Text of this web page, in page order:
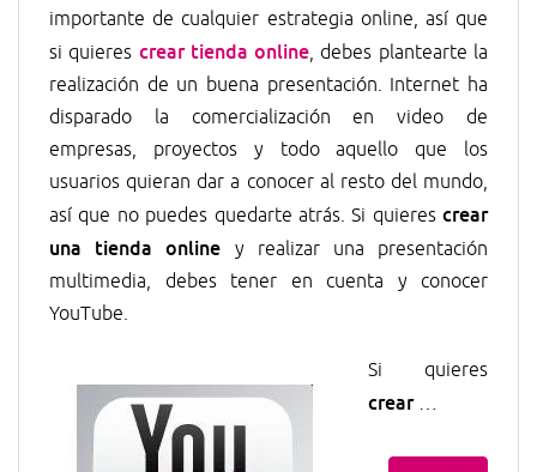
importante de cualquier estrategia online, así que
si quieres crear tienda online, debes plantearte la
realización de un buena presentación. Internet ha
disparado la comercialización en video de
empresas, proyectos y todo aquello que los
usuarios quieran dar a conocer al resto del mundo,
así que no puedes quedarte atrás. Si quieres crear
una tienda online y realizar una presentación
multimedia, debes tener en cuenta y conocer
YouTube.
Si quieres
crear …